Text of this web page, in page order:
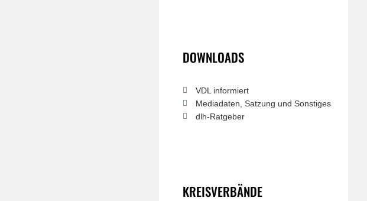
DOWNLOADS
VDL informiert
Mediadaten, Satzung und Sonstiges
dlh-Ratgeber
KREISVERBÄNDE